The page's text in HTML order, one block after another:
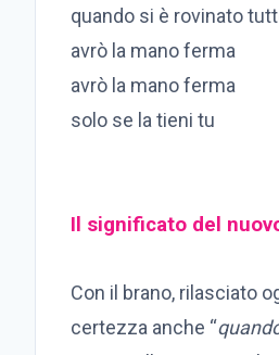
quando si è rovinato
avrò la mano ferma
avrò la mano ferma
solo se la tieni tu
Il significato del
Con il brano, rilasciato
certezza anche “